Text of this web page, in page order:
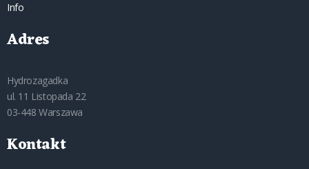
Info
Adres
Hydrozagadka
ul. 11 Listopada 22
03-448 Warszawa
Kontakt